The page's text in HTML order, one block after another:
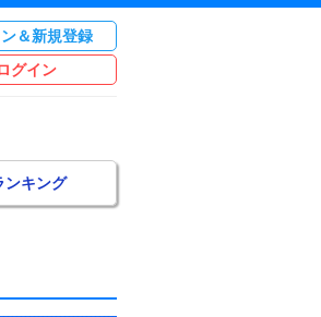
＆新規登録
グイン
ンキング